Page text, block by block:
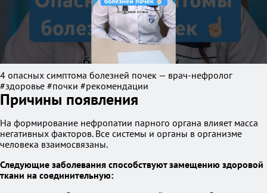
4 опасных симптома болезней почек — врач-нефролог
#здоровье #почки #рекомендации
Причины появления
На формирование нефропатии парного органа влияет масса
негативных факторов. Все системы и органы в организме
человека взаимосвязаны.
Следующие заболевания способствуют замещению здоровой
ткани на соединительную: